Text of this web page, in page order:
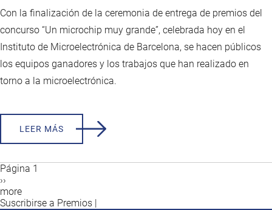
Con la finalización de la ceremonia de entrega de premios del
concurso “Un microchip muy grande”, celebrada hoy en el
Instituto de Microelectrónica de Barcelona, se hacen públicos
los equipos ganadores y los trabajos que han realizado en
torno a la microelectrónica.
LEER MÁS
Paginación
Página 1
Siguiente
página
››
more
Suscribirse a Premios |